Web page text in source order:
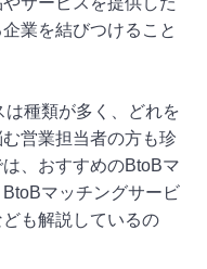
業を結びつけること
は種類が多く、どれを
営業担当者の方も珍
、おすすめのBtoBマ
マッチングサービ
も解説しているの